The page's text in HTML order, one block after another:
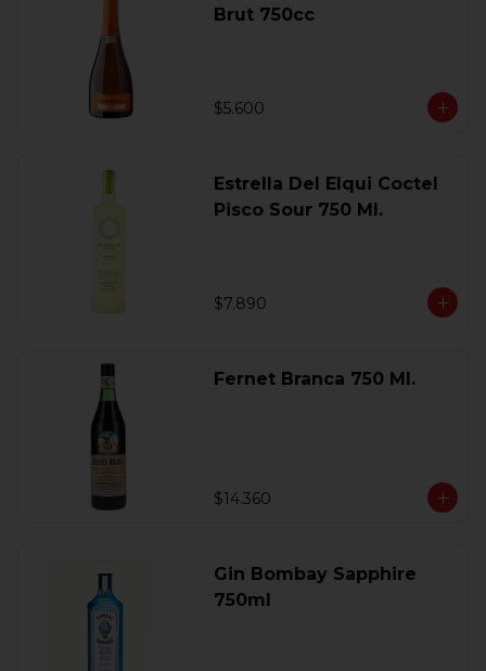
Brut 750cc
$5.600
Estrella Del Elqui Coctel
Pisco Sour 750 Ml.
$7.890
Fernet Branca 750 Ml.
$14.360
Gin Bombay Sapphire
750ml